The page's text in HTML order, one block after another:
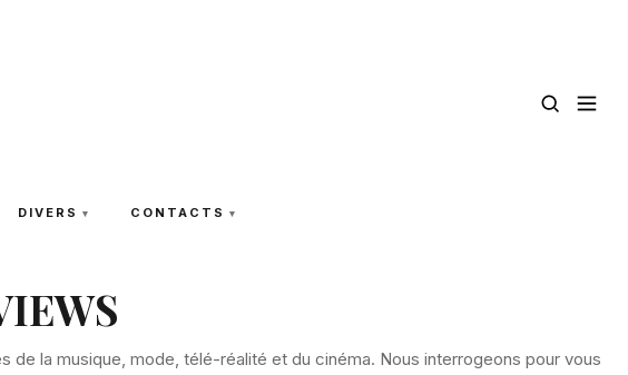
DIVERS CONTACTS
de la musique, mode, télé-réalité et du cinéma. Nous interrogeons pour vous